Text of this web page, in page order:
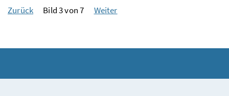
Zurück Bild 3 von 7 Weiter